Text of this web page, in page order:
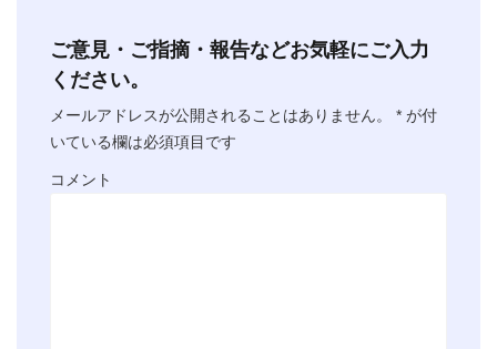
ご意見・ご指摘・報告などお気軽にご入力
ください。
メールアドレスが公開されることはありません。 * が付
いている欄は必須項目です
コメント